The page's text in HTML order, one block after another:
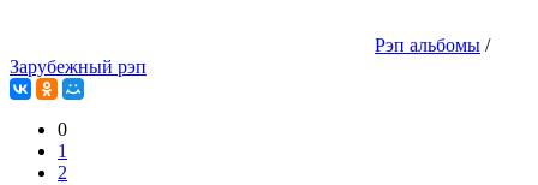
Рэп альбомы /
Зарубежный рэп
0
1
2